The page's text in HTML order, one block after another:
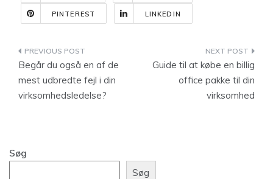
PINTEREST LINKEDIN
Indlægsnavigation
Begår du også en af de
mest udbredte fejl i din
virksomhedsledelse?
Guide til at købe en billig
office pakke til din
virksomhed
Søg
Søg